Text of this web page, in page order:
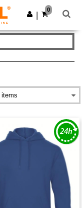
Scarica app
0